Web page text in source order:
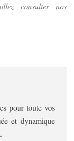
consulter nos
pour toute vos
et dynamique